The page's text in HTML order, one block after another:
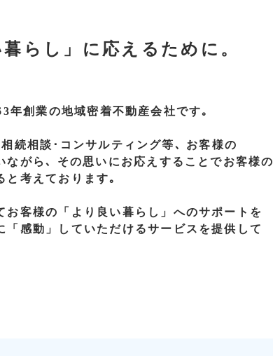
らし」に 応えるために。
年創業の地域密着不動産会社です｡
相続相談･ コンサルティング等､
お客様の
ながら､ その思いに お応えすることでお客様の
と 考えて おります｡
お客様の 「より良い暮らし」 へのサポートを
「感動」 していただけるサービスを提供して